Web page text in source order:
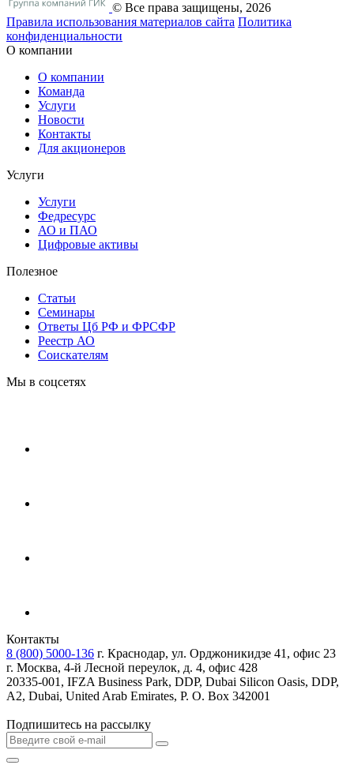
© Все права защищены, 2026
Правила использования материалов сайта Политика
конфиденциальности
О компании
О компании
Команда
Услуги
Новости
Контакты
Для акционеров
Услуги
Услуги
Федресурс
АО и ПАО
Цифровые активы
Полезное
Статьи
Cеминары
Ответы Цб РФ и ФРСФР
Реестр АО
Соискателям
Мы в соцсетях
Контакты
8 (800) 5000-136 г. Краснодар, ул. Орджоникидзе 41, офис 23
г. Москва, 4-й Лесной переулок, д. 4, офис 428
20335-001, IFZA Business Park, DDP, Dubai Silicon Oasis, DDP,
A2, Dubai, United Arab Emirates, P. O. Box 342001
Подпишитесь на рассылку